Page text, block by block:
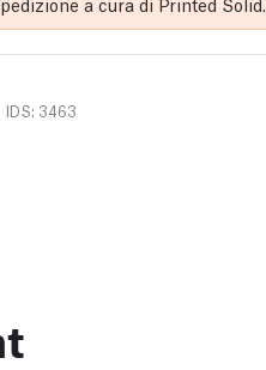
IDS: 3463